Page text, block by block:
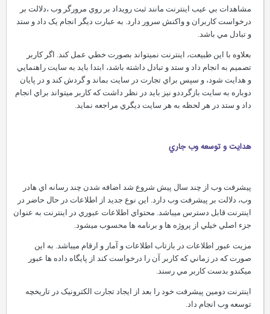
مشاهدات بي عيب اينترنت مانند ثبت رويداد بر روي مرورگر وب ،دلالت بر
درخواست کاربران و واکنش سرور دارد. به عبارت ديگر انجام يک داد و ستد
و تبادل مي باشد.
بعلاوه با اين طبيعت، اينترنت نميتواند بصورت خطي عمل کند. اگر کاربر
تصميم به انجام داد و ستد و تبادل داشته باشد، ابتدا بايد به سايت راهنمايي
و هدايت شود، و سپس براي تجارت در سايت بماند و گردش کند و در پايان
دوباره به سايت بازگرددو نيز بايد در نظر داشت که کاربر ميتواند براي انجام
داد و ستد در هر لحظه به هر سايت ديگري مراجعه نمايد.
هدايت و توسعه وب جاري
پيشرفت وب از چند سال پيش شروع شد اضافه شدن چند رسانه اي هادر
وب، دلالت بر پيشرفت وب دارد. اين نوع جديد از اطلاعات در حال حاضر در
اينترنت قابل دسترس ميباشد. محتواي اطلاعات عبوري در اينترنت به عنوان
جزء اصلي خيلي از پروژه ها و برنامه ها محسوب ميشود.
مزيت عبور اطلاعات در بازتاب اطلاعات و آمار و ارقام ميباشد. به اين
صورت که در زماني که کاربر آن را درخواست کند از پايگاه داده ها عبور
ميکندو بدست کاربر مي رسند.
اينترنت دومين پيشرفت خود را بعد از ايجاد تجارت الکترونيک در تاريخچه
توسعه وب انجام داد.